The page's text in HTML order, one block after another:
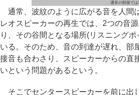
通常の部屋では
通常、波紋のように広がる音を人間
レオスピーカーの再生では、2つの音
り、その谷間となる場所(リスニング
いる。そのため、音の到達が遅れ、部
接音も合わさり、スピーカーからの直
いという問題があるという。
そこでセンタースピーカーを前に出